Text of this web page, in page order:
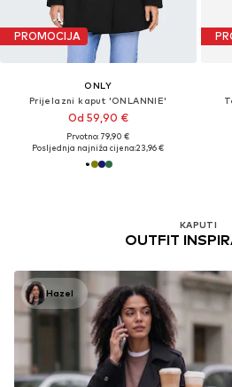
PROMOCIJA
ONLY
Prijelazni kaput 'ONLANNIE'
Od 59,90 €
Prvotno: 79,90 €
Posljednja najniža cijena:23,96 €
KAPUTI
OUTFIT
Hazel